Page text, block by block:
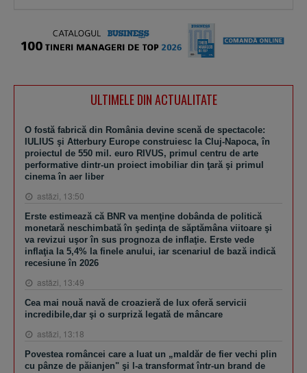
ULTIMELE DIN ACTUALITATE
O fostă fabrică din România devine scenă de spectacole:
IULIUS şi Atterbury Europe construiesc la Cluj-Napoca, în
proiectul de 550 mil. euro RIVUS, primul centru de arte
performative dintr-un proiect imobiliar din ţară şi primul
cinema în aer liber
astăzi, 13:50
Erste estimează că BNR va menţine dobânda de politică
monetară neschimbată în şedinţa de săptămâna viitoare şi
va revizui uşor în sus prognoza de inflaţie. Erste vede
inflaţia la 5,4% la finele anului, iar scenariul de bază indică
recesiune în 2026
astăzi, 13:49
Cea mai nouă navă de croazieră de lux oferă servicii
incredibile,dar şi o surpriză legată de mâncare
astăzi, 13:18
Povestea româncei care a luat un „maldăr de fier vechi plin
cu pânze de păianjen" şi l-a transformat într-un brand de